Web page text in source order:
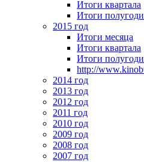
Итоги квартала
Итоги
2015 год
Итоги месяца
Итоги квартала
Итоги
http://
2014 год
2013 год
2012 год
2011 год
2010 год
2009 год
2008 год
2007 год